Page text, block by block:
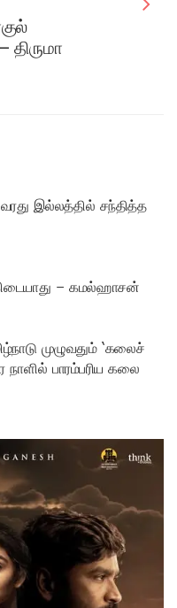
இல்லத்தில் சந்தித்த
கிடையாது – கமல்ஹாசன்
முழுவதும் ‘கலைச்
பாரம்பரிய கலை